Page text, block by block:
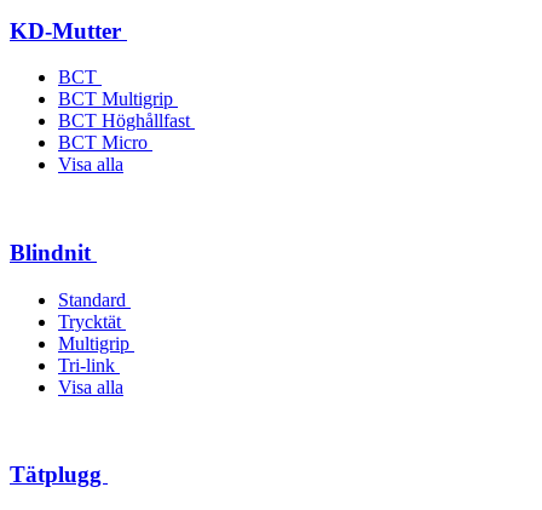
KD-Mutter
BCT
BCT Multigrip
BCT Höghållfast
BCT Micro
Visa alla
Blindnit
Standard
Trycktät
Multigrip
Tri-link
Visa alla
Tätplugg